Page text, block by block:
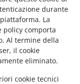
durante
La
policy comporta
Al termine della
il cookie
eliminato.
cookie tecnici